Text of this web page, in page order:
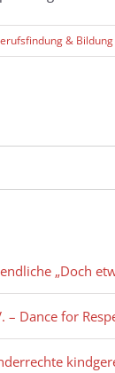
& Bildung
„Doch
– Dance for